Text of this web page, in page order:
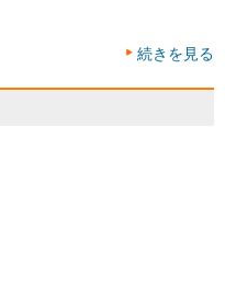
続きを見る